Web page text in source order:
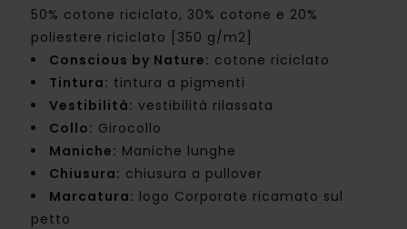
50% cotone riciclato, 30% cotone e 20%
poliestere riciclato [350 g/m2]
Conscious by Nature: cotone riciclato
Tintura: tintura a pigmenti
Vestibilità: vestibilità rilassata
Collo: Girocollo
Maniche: Maniche lunghe
Chiusura: chiusura a pullover
Marcatura: logo Corporate ricamato sul
petto